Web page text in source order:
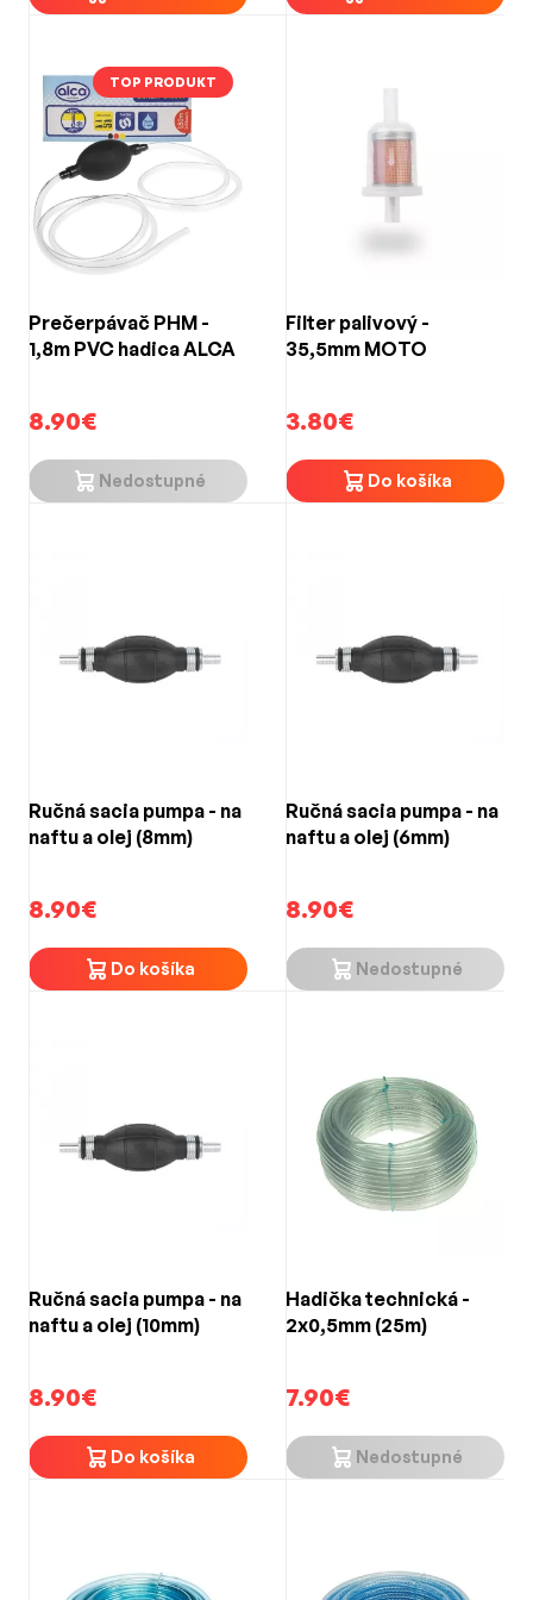
TOP PRODUKT
Prečerpávač PHM -
1,8m PVC hadica ALCA
8.90€
Nedostupné
Filter palivový -
35,5mm MOTO
3.80€
Do košíka
Ručná sacia pumpa - na
naftu a olej (8mm)
8.90€
Do košíka
Ručná sacia pumpa - na
naftu a olej (6mm)
8.90€
Nedostupné
Ručná sacia pumpa - na
naftu a olej (10mm)
8.90€
Do košíka
Hadička technická -
2x0,5mm (25m)
7.90€
Nedostupné